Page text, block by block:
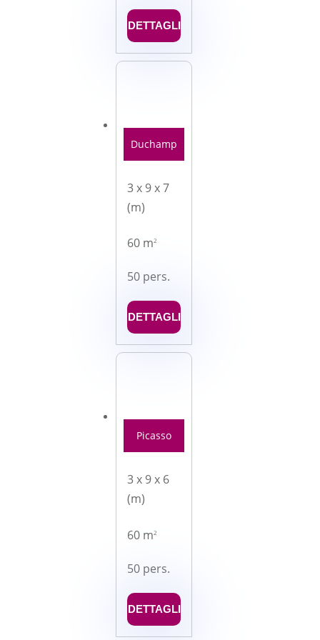
DETTAGLI
Duchamp
3 x 9 x 7
(m)
60 m2
50 pers.
DETTAGLI
Picasso
3 x 9 x 6
(m)
60 m2
50 pers.
DETTAGLI